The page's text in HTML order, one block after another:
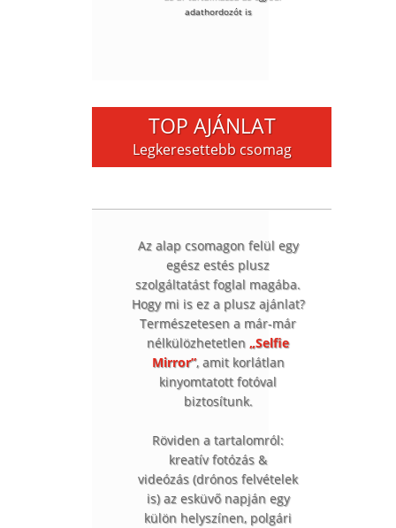
adathordozót is
TOP AJÁNLAT
Legkeresettebb csomag
Az alap csomagon felül egy
egész estés plusz
szolgáltatást foglal magába.
Hogy mi is ez a plusz ajánlat?
Természetesen a már-már
nélkülözhetetlen „Selfie
Mirror”, amit korlátlan
kinyomtatott fotóval
biztosítunk.
Röviden a tartalomról:
kreatív fotózás &
videózás (drónos felvételek
is) az esküvő napján egy
külön helyszínen, polgári